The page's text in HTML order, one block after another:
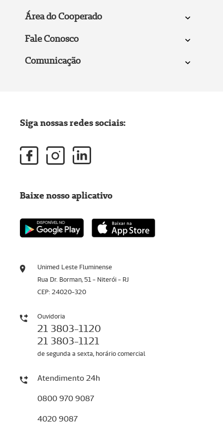
Área do Cooperado
Fale Conosco
Comunicação
Unimed Leste Fluminense
Rua Dr. Borman, 51 - Niterói - RJ
CEP: 24020-320
Ouvidoria
21 3803-1120
21 3803-1121
de segunda a sexta, horário comercial
Atendimento 24h
0800 970 9087
4020 9087
Siga nossas redes sociais:
Baixe nosso aplicativo